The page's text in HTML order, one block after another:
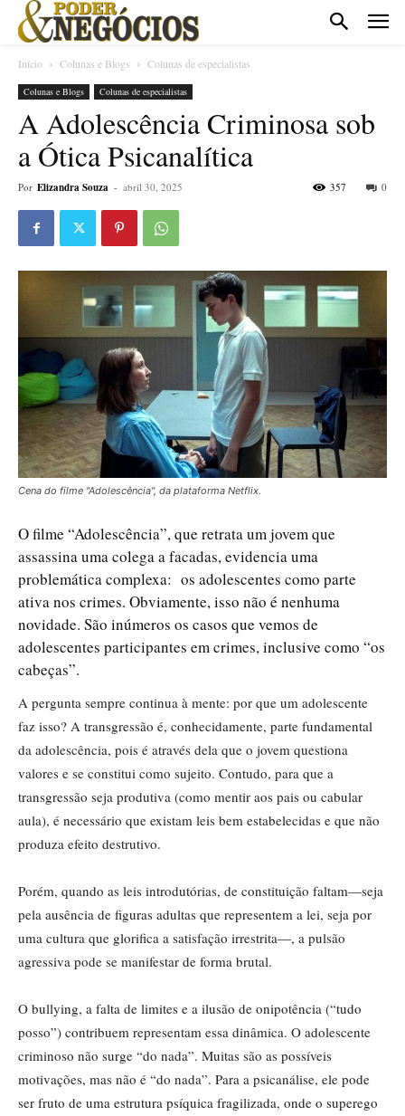
Início Colunas e Blogs Colunas de especialistas
Colunas e Blogs Colunas de especialistas
A Adolescência Criminosa sob
a Ótica Psicanalítica
Por Elizandra Souza - abril 30, 2025 0
357
Cena do filme "Adolescência", da plataforma Netflix.
O filme “Adolescência”, que retrata um jovem que
assassina uma colega a facadas, evidencia uma
problemática complexa: os adolescentes como parte
ativa nos crimes. Obviamente, isso não é nenhuma
novidade. São inúmeros os casos que vemos de
adolescentes participantes em crimes, inclusive como “os
cabeças”.
A pergunta sempre continua à mente: por que um adolescente
faz isso? A transgressão é, conhecidamente, parte fundamental
da adolescência, pois é através dela que o jovem questiona
valores e se constitui como sujeito. Contudo, para que a
transgressão seja produtiva (como mentir aos pais ou cabular
aula), é necessário que existam leis bem estabelecidas e que não
produza efeito destrutivo.
Porém, quando as leis introdutórias, de constituição faltam—seja
pela ausência de figuras adultas que representem a lei, seja por
uma cultura que glorifica a satisfação irrestrita—, a pulsão
agressiva pode se manifestar de forma brutal.
O bullying, a falta de limites e a ilusão de onipotência (“tudo
posso”) contribuem representam essa dinâmica. O adolescente
criminoso não surge “do nada”. Muitas são as possíveis
motivações, mas não é “do nada”. Para a psicanálise, ele pode
ser fruto de uma estrutura psíquica fragilizada, onde o superego